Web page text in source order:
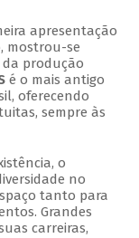
apresentação
mostrou-se
produção
é o mais antigo
oferecendo
sempre às
o
no
tanto para
Grandes
carreiras,